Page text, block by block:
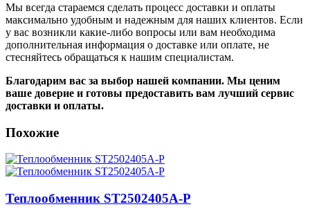
Мы всегда стараемся сделать процесс доставки и оплаты
максимально удобным и надежным для наших клиентов. Если
у вас возникли какие-либо вопросы или вам необходима
дополнительная информация о доставке или оплате, не
стесняйтесь обращаться к нашим специалистам.
Благодарим вас за выбор нашей компании. Мы ценим
ваше доверие и готовы предоставить вам лучший сервис
доставки и оплаты.
Похожие
Теплообменник ST2502405A-P